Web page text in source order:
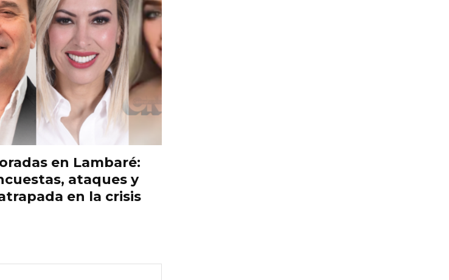
en Lambaré:
ataques y
en la crisis